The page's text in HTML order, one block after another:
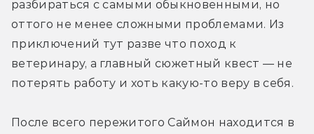
разбираться с самыми обыкновенными, но
оттого не менее сложными проблемами. Из
приключений тут разве что поход к
ветеринару, а главный сюжетный квест — не
потерять работу и хоть какую-то веру в себя.
После всего пережитого Саймон находится в